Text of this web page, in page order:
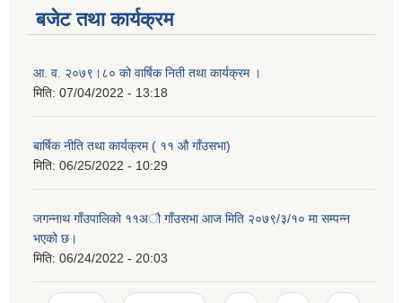
बजेट तथा कार्यक्रम
आ. व. २०७९।८० को वार्षिक निती तथा कार्यक्रम ।
मिति: 07/04/2022 - 13:18
बार्षिक नीति तथा कार्यक्रम ( ११ औ गाँउसभा)
मिति: 06/25/2022 - 10:29
जगन्नाथ गाँउपालिकाे ११अौ गाँउसभा आज मिति २०७९/३/१० मा सम्पन्न
भएकाे छ।
मिति: 06/24/2022 - 20:03